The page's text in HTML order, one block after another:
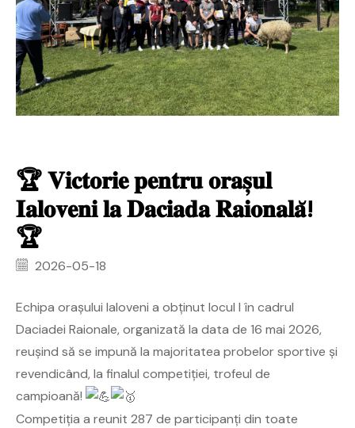
🏆 𝐕𝐢𝐜𝐭𝐨𝐫𝐢𝐞 𝐩𝐞𝐧𝐭𝐫𝐮 𝐨𝐫𝐚𝐬̦𝐮𝐥
𝐈𝐚𝐥𝐨𝐯𝐞𝐧𝐢 𝐥𝐚 𝐃𝐚𝐜𝐢𝐚𝐝𝐚 𝐑𝐚𝐢𝐨𝐧𝐚𝐥𝐚̆!
🏆
2026-05-18
Echipa orașului Ialoveni a obținut locul I în cadrul
Daciadei Raionale, organizată la data de 16 mai 2026,
reușind să se impună la majoritatea probelor sportive și
revendicând, la finalul competiției, trofeul de
campioană!
Competiția a reunit 287 de participanți din toate